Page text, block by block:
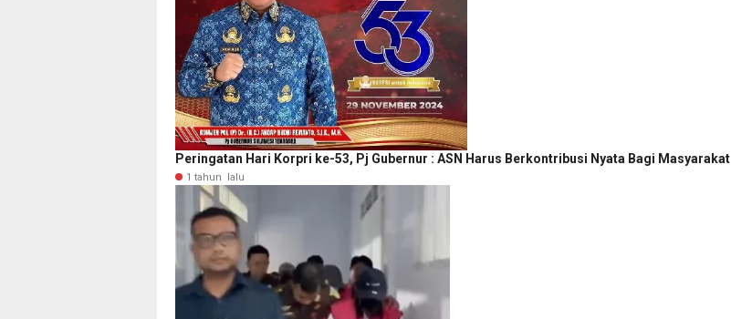
Peringatan Hari Korpri ke-53, Pj Gubernur : ASN Harus Berkontribusi Nyata Bagi Masyarakat
1 tahun lalu